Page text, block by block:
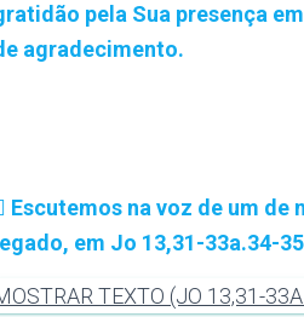
pela Sua presença
agradecimento.
Escutemos na voz de um de
legado, em Jo 13,31-33a.34-35
TEXTO (JO 13,31-